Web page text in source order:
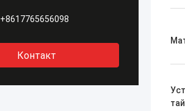
+8617765656098
Контакт